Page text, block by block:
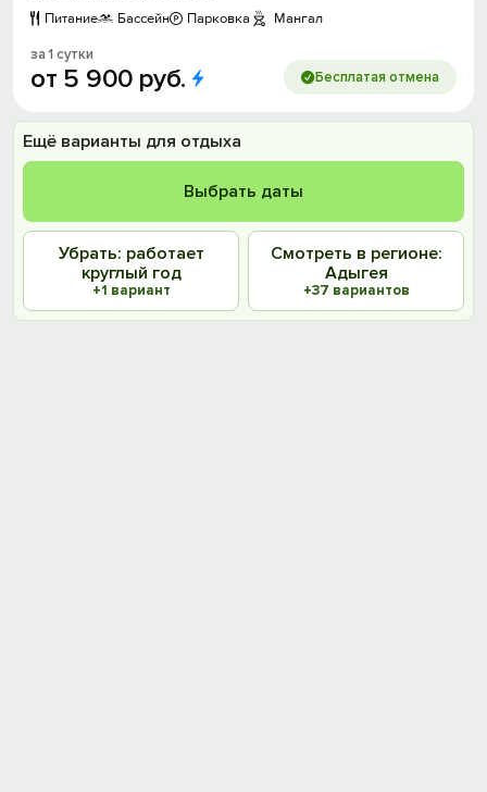
Питание
Бассейн Парковка Мангал
за 1 сутки
от 5 900 руб. Бесплатая отмена
Ещё варианты для отдыха
Выбрать даты
Убрать: работает
круглый год
+1 вариант
Смотреть в регионе:
Адыгея
+37 вариантов